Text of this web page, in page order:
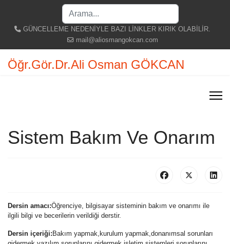
GÜNCELLEME NEDENİYLE BAZI LİNKLER KIRIK OLABİLİR.
mail@aliosmangokcan.com
Öğr.Gör.Dr.Ali Osman GÖKCAN
Sistem Bakım Ve Onarım
Dersin amacı:Öğrenciye, bilgisayar sisteminin bakım ve onarımı ile
ilgili bilgi ve becerilerin verildiği derstir.
Dersin içeriği: Bakım yapmak,kurulum yapmak,donanımsal sorunları